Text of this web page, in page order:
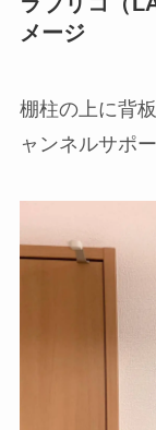
メージ
棚柱の上に背
ャンネルサポ